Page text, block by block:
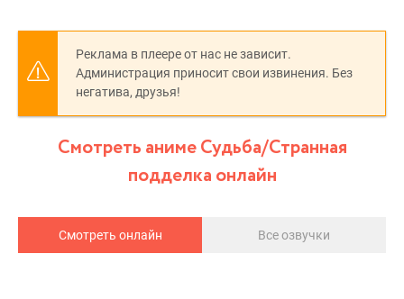
Реклама в плеере от нас не зависит.
Администрация приносит свои извинения. Без
негатива, друзья!
Смотреть аниме Судьба/Странная
подделка онлайн
Смотреть онлайн Все озвучки